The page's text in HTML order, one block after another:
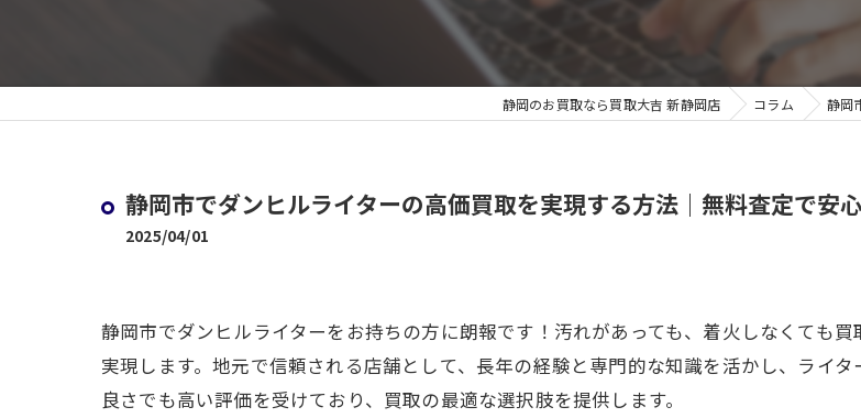
時計
静岡のお買取なら買取大吉 新静岡店 コラム 静岡
静岡市でダンヒルライターの高価買取を実現する方法｜無料査定で安
2025/04/01
静岡市でダンヒルライターをお持ちの方に朗報です！汚れがあっても、着火しなくても
実現します。地元で信頼される店舗として、長年の経験と専門的な知識を活かし、ライ
良さでも高い評価を受けており、買取の最適な選択肢を提供します。